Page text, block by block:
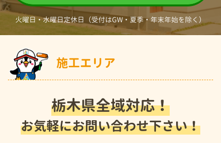
火曜日・水曜日定休日（受付はGW・夏季・年末年始を除く）
施工エリア
栃木県全域対応！
お気軽にお問い合わせ下さい！